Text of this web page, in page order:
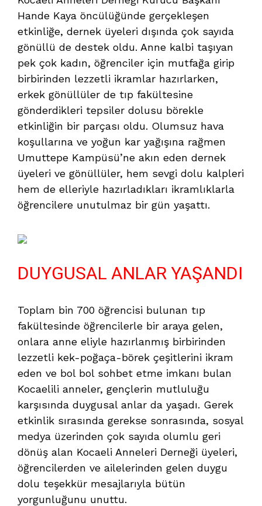
Hande Kaya öncülüğünde gerçekleşen
etkinliğe, dernek üyeleri dışında çok sayıda
gönüllü de destek oldu. Anne kalbi taşıyan
pek çok kadın, öğrenciler için mutfağa girip
birbirinden lezzetli ikramlar hazırlarken,
erkek gönüllüler de tıp fakültesine
gönderdikleri tepsiler dolusu börekle
etkinliğin bir parçası oldu. Olumsuz hava
koşullarına ve yoğun kar yağışına rağmen
Umuttepe Kampüsü’ne akın eden dernek
üyeleri ve gönüllüler, hem sevgi dolu kalpleri
hem de elleriyle hazırladıkları ikramlıklarla
öğrencilere unutulmaz bir gün yaşattı.
DUYGUSAL ANLAR YAŞANDI
Toplam bin 700 öğrencisi bulunan tıp
fakültesinde öğrencilerle bir araya gelen,
onlara anne eliyle hazırlanmış birbirinden
lezzetli kek-poğaça-börek çeşitlerini ikram
eden ve bol bol sohbet etme imkanı bulan
Kocaelili anneler, gençlerin mutluluğu
karşısında duygusal anlar da yaşadı. Gerek
etkinlik sırasında gerekse sonrasında, sosyal
medya üzerinden çok sayıda olumlu geri
dönüş alan Kocaeli Anneleri Derneği üyeleri,
öğrencilerden ve ailelerinden gelen duygu
dolu teşekkür mesajlarıyla bütün
yorgunluğunu unuttu.